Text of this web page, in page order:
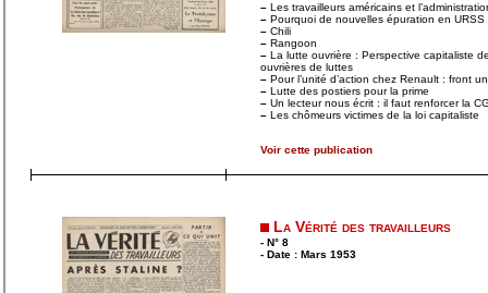
– Les travailleurs américains et
– Pourquoi de nouvelles épuration en URSS
– Chili
– Rangoon
– La lutte ouvrière : Perspective capitaliste
ouvrières de luttes
– Pour l’unité d’action chez Renault : front
– Lutte des postiers pour la prime
– Un lecteur nous écrit : il faut renforcer la
– Les chômeurs victimes de la loi capitaliste
Voir cette publication
La Vérité des travailleurs
- N° 8
- Date : Mars 1953